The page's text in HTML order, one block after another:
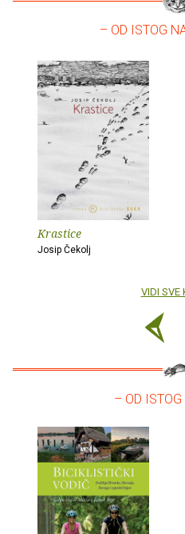
– OD ISTOG
Krastice
Josip Čekolj
VIDI SVE
– OD